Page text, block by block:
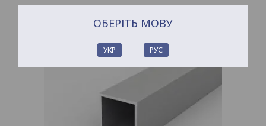
ОБЕРІТЬ МОВУ
УКР РУС